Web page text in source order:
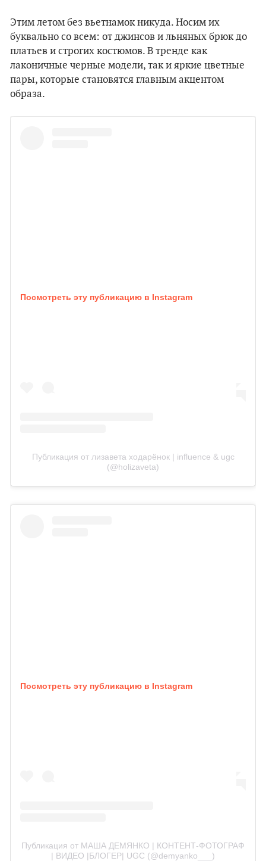
Этим летом без вьетнамок никуда. Носим их
буквально со всем: от джинсов и льняных брюк до
платьев и строгих костюмов. В тренде как
лаконичные черные модели, так и яркие цветные
пары, которые становятся главным акцентом
образа.
Посмотреть эту публикацию в Instagram
Публикация от лизавета ходарёнок | influence & ugc
(@holizaveta)
Посмотреть эту публикацию в Instagram
Публикация от МАША ДЕМЯНКО | КОНТЕНТ-ФОТОГРАФ
| ВИДЕО |БЛОГЕР| UGC (@demyanko___)